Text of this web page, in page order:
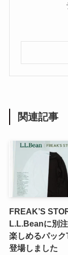
関連記事
FREAK’S
L.L.Beanに別
楽しめるパッ
登場しました